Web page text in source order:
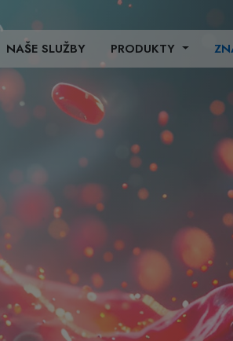
NAŠE SLUŽBY PRODUKTY